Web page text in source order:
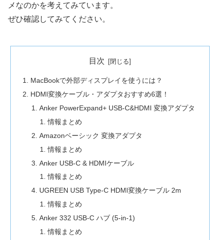
メなのかを考えてみています。
ぜひ確認してみてください。
目次
MacBookで外部ディスプレイを使うには？
HDMI変換ケーブル・アダプタおすすめ6選！
Anker PowerExpand+ USB-C&HDMI 変換アダプタ
情報まとめ
Amazonベーシック 変換アダプタ
情報まとめ
Anker USB-C & HDMIケーブル
情報まとめ
UGREEN USB Type-C HDMI変換ケーブル 2m
情報まとめ
Anker 332 USB-C ハブ (5-in-1)
情報まとめ